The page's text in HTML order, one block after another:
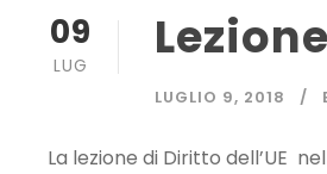
09
LUG
LUGLIO 9, 2018
La lezione di Diritto dell’UE